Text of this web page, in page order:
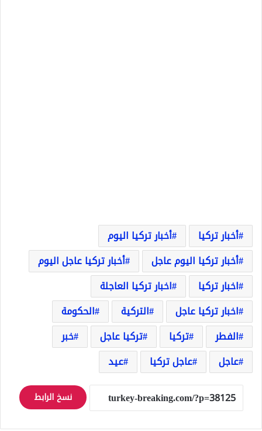
أخبار تركيا
أخبار تركيا اليوم
أخبار تركيا اليوم عاجل
أخبار تركيا عاجل اليوم
اخبار تركيا
اخبار تركيا العاجلة
اخبار تركيا عاجل
التركية
الحكومة
الفطر
تركيا تركيا عاجل
خبر
عاجل
عاجل تركيا عيد
نسخ الرابط